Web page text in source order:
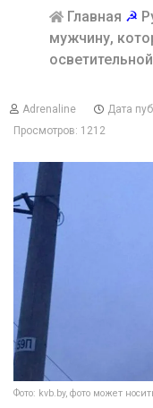
Главная ☭
мужчину,
Adrenaline
Дата
Просмотров: 1212
Фото: kvb.by, фото может